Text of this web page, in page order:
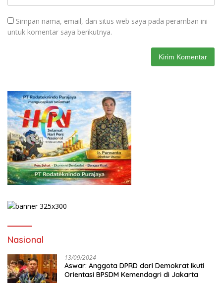
Simpan nama, email, dan situs web saya pada peramban ini
untuk komentar saya berikutnya.
Nasional
13/09/2024
Aswar: Anggota DPRD dari Demokrat Ikuti
Orientasi BPSDM Kemendagri di Jakarta